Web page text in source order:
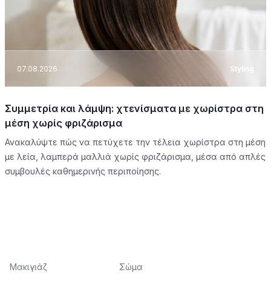
07.08.2026 Styling
Συμμετρία και λάμψη: χτενίσματα με χωρίστρα στη
μέση χωρίς φριζάρισμα
Ανακαλύψτε πώς να πετύχετε την τέλεια χωρίστρα στη μέση
με λεία, λαμπερά μαλλιά χωρίς φριζάρισμα, μέσα από απλές
συμβουλές καθημερινής περιποίησης.
Μακιγιάζ
Σώμα